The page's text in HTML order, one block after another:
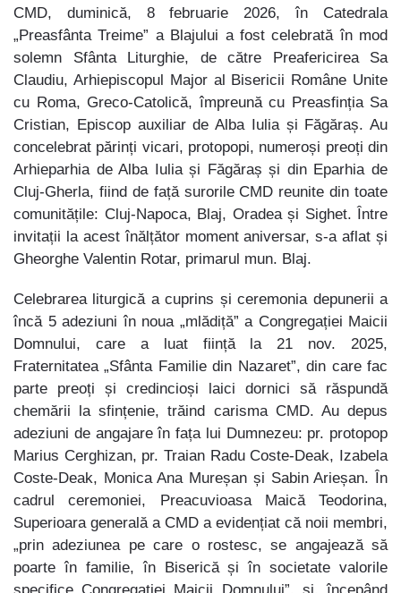
CMD, duminică, 8 februarie 2026, în Catedrala
„Preasfânta Treime” a Blajului a fost celebrată în mod
solemn Sfânta Liturghie, de către Preafericirea Sa
Claudiu, Arhiepiscopul Major al Bisericii Române Unite
cu Roma, Greco-Catolică, împreună cu Preasfinția Sa
Cristian, Episcop auxiliar de Alba Iulia și Făgăraș. Au
concelebrat părinți vicari, protopopi, numeroși preoți din
Arhieparhia de Alba Iulia și Făgăraș și din Eparhia de
Cluj-Gherla, fiind de față surorile CMD reunite din toate
comunitățile: Cluj-Napoca, Blaj, Oradea și Sighet. Între
invitații la acest înălțător moment aniversar, s-a aflat și
Gheorghe Valentin Rotar, primarul mun. Blaj.
Celebrarea liturgică a cuprins și ceremonia depunerii a
încă 5 adeziuni în noua „mlădiță” a Congregației Maicii
Domnului, care a luat ființă la 21 nov. 2025,
Fraternitatea „Sfânta Familie din Nazaret”, din care fac
parte preoți și credincioși laici dornici să răspundă
chemării la sfințenie, trăind carisma CMD. Au depus
adeziuni de angajare în fața lui Dumnezeu: pr. protopop
Marius Cerghizan, pr. Traian Radu Coste-Deak, Izabela
Coste-Deak, Monica Ana Mureșan și Sabin Arieșan. În
cadrul ceremoniei, Preacuvioasa Maică Teodorina,
Superioara generală a CMD a evidențiat că noii membri,
„prin adeziunea pe care o rostesc, se angajează să
poarte în familie, în Biserică și în societate valorile
specifice Congregației Maicii Domnului”, și, începând